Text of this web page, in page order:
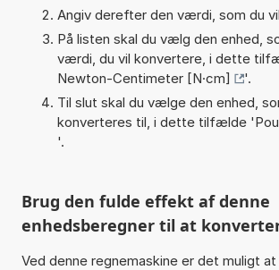
Angiv derefter den værdi, som du
På listen skal du vælg den enhed,
værdi, du vil konvertere, i dette
Newton-Centimeter [N·cm]
'.
Til slut skal du vælge den enhed,
konverteres til, i dette tilfælde '
'.
Brug den fulde effekt af denne
enhedsberegner til at
Ved denne regnemaskine er det muligt